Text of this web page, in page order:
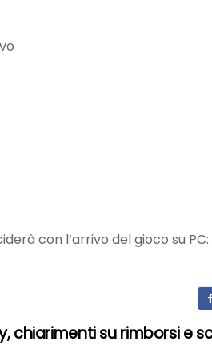
con l’arrivo del gioco su PC:
chiarimenti su rimborsi e